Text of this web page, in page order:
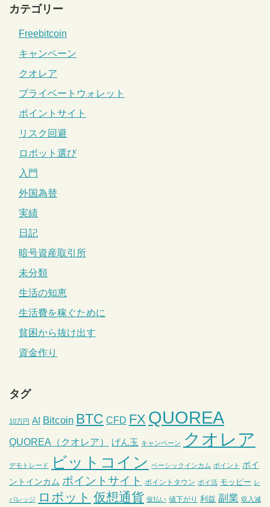
カテゴリー
Freebitcoin
キャンペーン
クオレア
プライベートウォレット
ポイントサイト
リスク回避
ロボット選び
入門
外国為替
実績
日記
暗号資産取引所
未分類
生活の知恵
生活費を稼ぐために
貧困から抜け出す
資金作り
タグ
10万円 AI Bitcoin BTC CFD FX QUOREA
QUOREA（クオレア） げん玉 キャンペーン クオレア
デモトレード ビットコイン ベーシックインカム ポイント ポイ
ントインカム ポイントサイト ポイントタウン ポイ活 モッピー レ
バレッジ ロボット 仮想通貨 仮払い 値下がり 利益 副業 収入減